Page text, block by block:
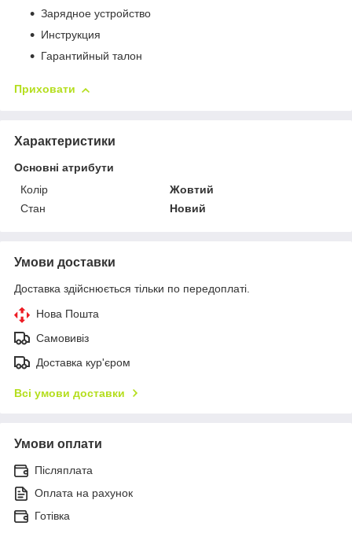
Зарядное устройство
Инструкция
Гарантийный талон
Приховати
Характеристики
Основні атрибути
Колір
Жовтий
Стан
Новий
Умови доставки
Доставка здійснюється тільки по передоплаті.
Нова Пошта
Самовивіз
Доставка кур'єром
Всі умови доставки
Умови оплати
Післяплата
Оплата на рахунок
Готівка